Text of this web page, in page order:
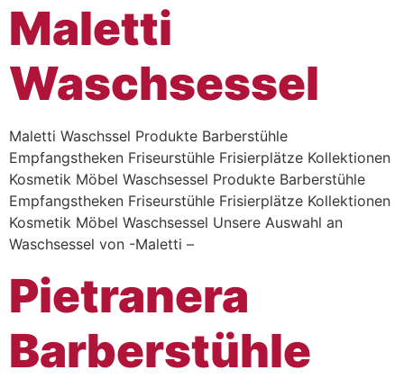
Maletti
Waschsessel
Maletti Waschssel Produkte Barberstühle
Empfangstheken Friseurstühle Frisierplätze Kollektionen
Kosmetik Möbel Waschsessel Produkte Barberstühle
Empfangstheken Friseurstühle Frisierplätze Kollektionen
Kosmetik Möbel Waschsessel Unsere Auswahl an
Waschsessel von -Maletti –
Pietranera
Barberstühle